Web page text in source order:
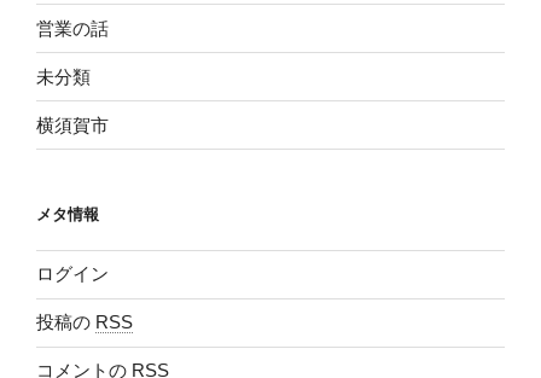
営業の話
未分類
横須賀市
メタ情報
ログイン
投稿の RSS
コメントの RSS